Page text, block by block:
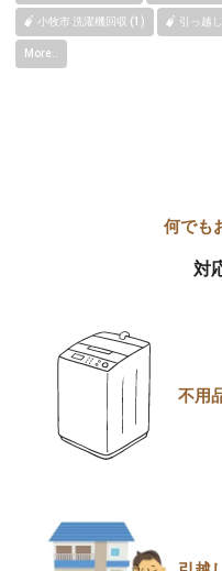
小牧市 洗濯機回収 (1) 引っ越
More..
対
不用